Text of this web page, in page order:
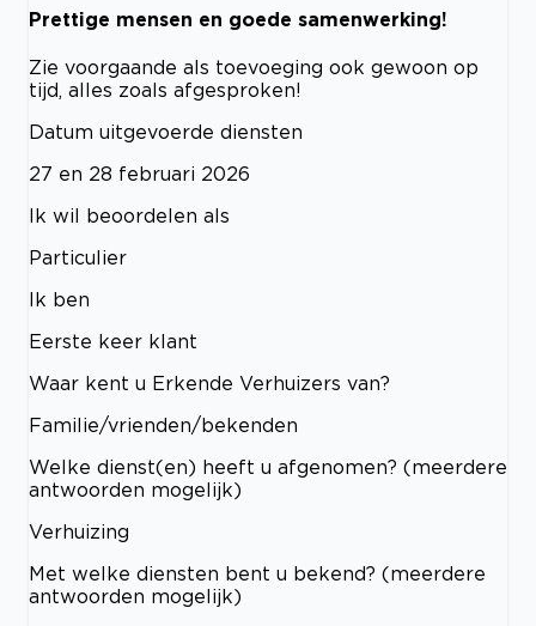
Prettige mensen en goede samenwerking!
Zie voorgaande als toevoeging ook gewoon op
tijd, alles zoals afgesproken!
Datum uitgevoerde diensten
27 en 28 februari 2026
Ik wil beoordelen als
Particulier
Ik ben
Eerste keer klant
Waar kent u Erkende Verhuizers van?
Familie/vrienden/bekenden
Welke dienst(en) heeft u afgenomen? (meerdere
antwoorden mogelijk)
Verhuizing
Met welke diensten bent u bekend? (meerdere
antwoorden mogelijk)